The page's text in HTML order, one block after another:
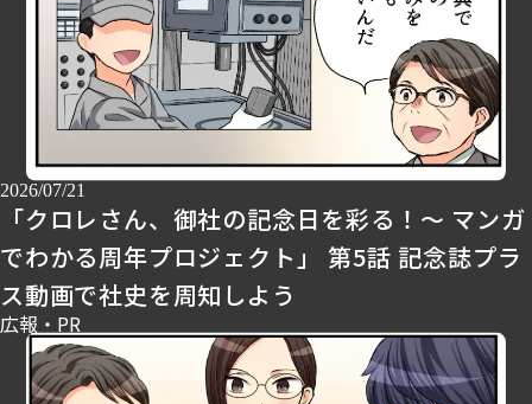
2026/07/21
「クロレさん、御社の記念日を彩る！～ マンガ
でわかる周年プロジェクト」 第5話 記念誌プラ
ス動画で社史を周知しよう
広報・PR